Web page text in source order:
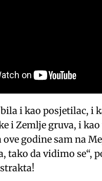
i kao posjetilac, i
i Zemlje gruva, i
ove godine sam na
tako da vidimo se“,